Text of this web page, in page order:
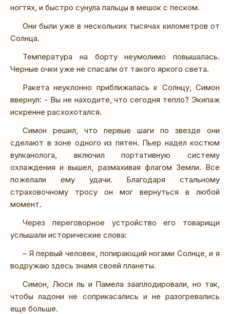
ногтях, и быстро сунула пальцы в мешок с песком.
Они были уже в нескольких тысячах километров от
Солнца.
Температура на борту неумолимо повышалась.
Черные очки уже не спасали от такого яркого света.
Ракета неуклонно приближалась к Солнцу, Симон
ввернул: - Вы не находите, что сегодня тепло? Экипаж
искренне расхохотался.
Симон решил, что первые шаги по звезде они
сделают в зоне одного из пятен. Пьер надел костюм
вулканолога, включил портативную систему
охлаждения и вышел, размахивая флагом Земли. Все
пожелали ему удачи. Благодаря стальному
страховочному тросу он мог вернуться в любой
момент.
Через переговорное устройство его товарищи
услышали исторические слова:
– Я первый человек, попирающий ногами Солнце, и я
водружаю здесь знамя своей планеты.
Симон, Люси ль и Памела зааплодировали, но так,
чтобы ладони не соприкасались и не разогревались
еще больше.